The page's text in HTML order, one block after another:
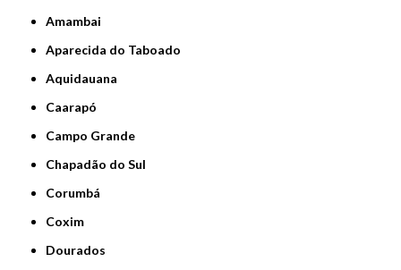
Amambai
Aparecida do Taboado
Aquidauana
Caarapó
Campo Grande
Chapadão do Sul
Corumbá
Coxim
Dourados